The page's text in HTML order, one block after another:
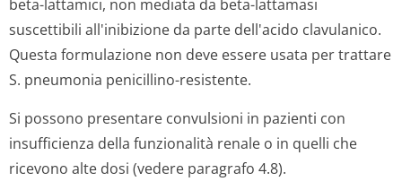
beta-lattamici, non mediata da beta-lattamasi
suscettibili all'inibizione da parte dell'acido clavulanico.
Questa formulazione non deve essere usata per trattare
S. pneumonia penicillino-resistente.
Si possono presentare convulsioni in pazienti con
insufficienza della funzionalità renale o in quelli che
ricevono alte dosi (vedere paragrafo 4.8).